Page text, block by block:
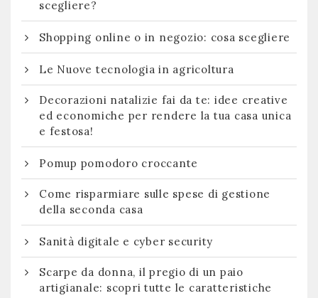
scegliere?
Shopping online o in negozio: cosa scegliere
Le Nuove tecnologia in agricoltura
Decorazioni natalizie fai da te: idee creative
ed economiche per rendere la tua casa unica
e festosa!
Pomup pomodoro croccante
Come risparmiare sulle spese di gestione
della seconda casa
Sanità digitale e cyber security
Scarpe da donna, il pregio di un paio
artigianale: scopri tutte le caratteristiche